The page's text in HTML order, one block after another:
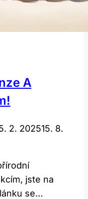
A
2. 202515. 8.
jste na
se…